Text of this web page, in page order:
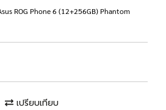
ROG Phone 6 (12+256GB) Phantom
เปรียบเทียบ